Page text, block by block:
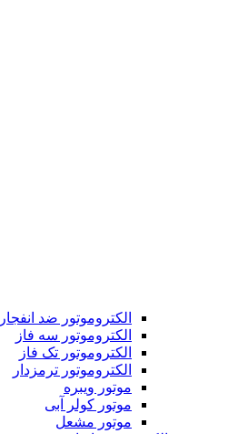
الکتروموتور ضد انفجار
الکتروموتور سه فاز
الکتروموتور تک فاز
الکتروموتور ترمزدار
موتور ویبره
موتور کولر آبی
موتور مشعل